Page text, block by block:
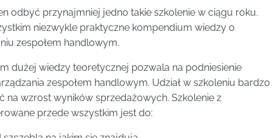
odbyć przynajmniej jedno takie szkolenie w ciągu roku.
niezwykle praktyczne kompendium wiedzy o
zespołem handlowym.
dużej wiedzy teoretycznej pozwala na podniesienie
zespołem handlowym. Udział w szkoleniu bardzo
na wzrost wyników sprzedażowych. Szkolenie z
przede wszystkim jest do: